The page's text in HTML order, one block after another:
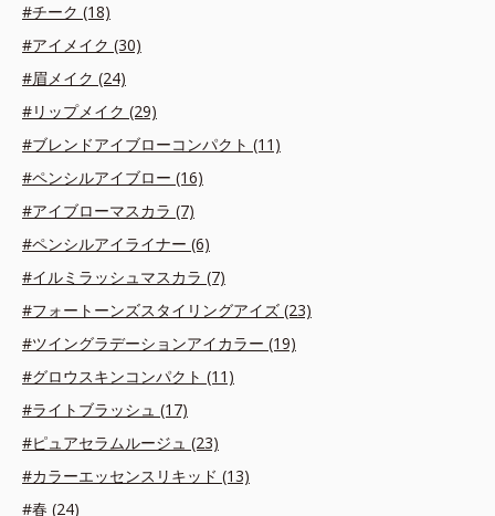
#チーク (18)
#アイメイク (30)
#眉メイク (24)
#リップメイク (29)
#ブレンドアイブローコンパクト (11)
#ペンシルアイブロー (16)
#アイブローマスカラ (7)
#ペンシルアイライナー (6)
#イルミラッシュマスカラ (7)
#フォートーンズスタイリングアイズ (23)
#ツイングラデーションアイカラー (19)
#グロウスキンコンパクト (11)
#ライトブラッシュ (17)
#ピュアセラムルージュ (23)
#カラーエッセンスリキッド (13)
#春 (24)